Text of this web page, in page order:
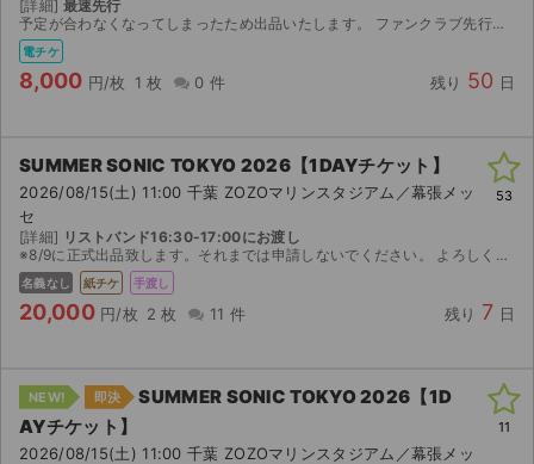
ご利用ガイド
手数料・お支払い方法
AIに質問する
よくある質問
お知らせ
[詳細] 最速先行
予定が合わなくなってしまったため出品いたします。 ファンクラブ先行で当選したチケットです。 【お渡し方法】 電子チケット（ローチケ）にて分配いたします。 分配可能になり次第、取引連絡にてURL...
電チケ
8,000 円/枚 1 枚 0 件 残り 50 日
SUMMER SONIC TOKYO 2026【1DAYチケット】
2026/08/15(土) 11:00 千葉 ZOZOマリンスタジアム／幕張メッ
セ
[詳細] リストバンド16:30-17:00にお渡し
※8/9に正式出品致します。それまでは申請しないでください。 よろしくお願い致します。
名義なし 紙チケ 手渡し
20,000 円/枚 2 枚 11 件 残り 7 日
53
NEW! 即決
SUMMER SONIC TOKYO 2026【1D
AYチケット】
2026/08/15(土) 11:00 千葉 ZOZOマリンスタジアム／幕張メッ
11